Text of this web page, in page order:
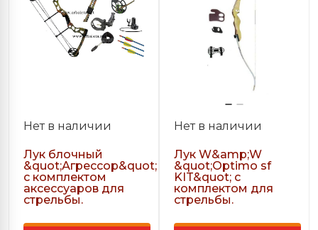
Нет в наличии
Лук блочный
&quot;Агрессор&quot;
с комплектом
аксессуаров для
стрельбы.
Нет в наличии
Лук W&amp;W
&quot;Optimo sf
KIT&quot; с
комплектом для
стрельбы.